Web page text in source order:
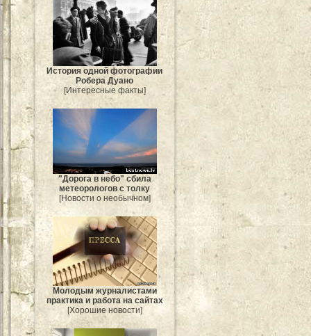
История одной фотографии
Робера Дуано
[Интересные факты]
"Дорога в небо" сбила
метеорологов с толку
[Новости о необычном]
Молодым журналистами
практика и работа на сайтах
[Хорошие новости]